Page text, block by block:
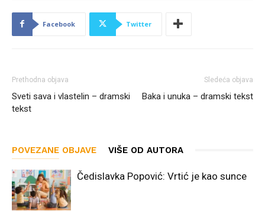
Facebook Twitter
Prethodna objava
Sveti sava i vlastelin – dramski
tekst
Sledeća objava
Baka i unuka – dramski tekst
POVEZANE OBJAVE VIŠE OD AUTORA
Čedislavka Popović: Vrtić je kao sunce